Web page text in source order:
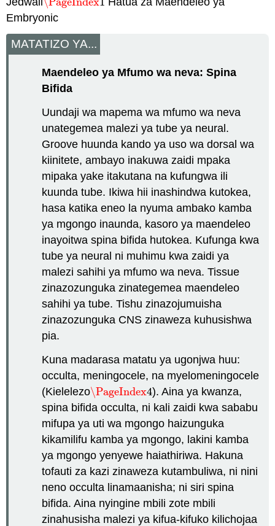
\PageIndex1
Embryonic
MATATIZO YA...
Maendeleo ya Mfumo wa neva: Spina
Bifida
Uundaji wa mapema wa mfumo wa neva
unategemea malezi ya tube ya neural.
Groove huunda kando ya uso wa dorsal wa
kiinitete, ambayo inakuwa zaidi mpaka
mipaka yake itakutana na kufungwa ili
kuunda tube. Ikiwa hii inashindwa kutokea,
hasa katika eneo la nyuma ambako kamba
ya mgongo inaunda, kasoro ya maendeleo
inayoitwa spina bifida hutokea. Kufunga kwa
tube ya neural ni muhimu kwa zaidi ya
malezi sahihi ya mfumo wa neva. Tissue
zinazozunguka zinategemea maendeleo
sahihi ya tube. Tishu zinazojumuisha
zinazozunguka CNS zinaweza kuhusishwa
pia.
Kuna madarasa matatu ya ugonjwa huu:
occulta, meningocele, na myelomeningocele
(Kielelezo\PageIndex4
\PageIndex4). Aina ya kwanza,
spina bifida occulta, ni kali zaidi kwa sababu
mifupa ya uti wa mgongo haizunguka
kikamilifu kamba ya mgongo, lakini kamba
ya mgongo yenyewe haiathiriwa. Hakuna
tofauti za kazi zinaweza kutambuliwa, ni nini
neno occulta linamaanisha; ni siri spina
bifida. Aina nyingine mbili zote mbili
zinahusisha malezi ya kifua-kifuko kilichojaa